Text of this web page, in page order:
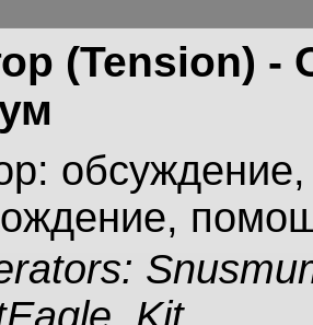
(Tension) -
обсуждение,